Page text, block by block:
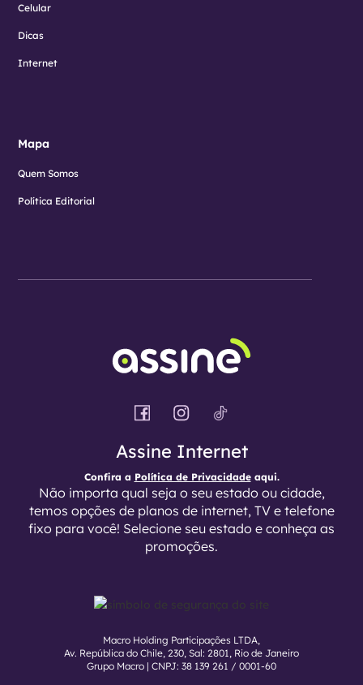
Celular
Dicas
Internet
Mapa
Quem Somos
Política Editorial
Assine Internet
Confira a Política de Privacidadeaqui.
Não importa qual seja o seu estado ou cidade,
temos opções de planos de internet, TV e telefone
fixo para você! Selecione seu estado e conheça as
promoções.
Macro Holding Participações LTDA,
Av. República do Chile, 230, Sal: 2801, Rio de Janeiro
Grupo Macro | CNPJ: 38 139 261 / 0001-60